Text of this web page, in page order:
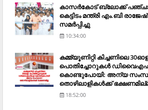
കാസര്‍കോട് ബ്ലോക്ക്
കെട്ടിടം മന്ത്രി എം.ബി
സമര്‍പ്പിച്ചു
10:34:00
കമ്മ്യൂണിറ്റി കിച്ചണിലെ
പൊതിച്ചോറുകള്‍
കൊണ്ടുപോയി: അന്യ
തൊഴിലാളികള്‍ക്ക്
18:52:00